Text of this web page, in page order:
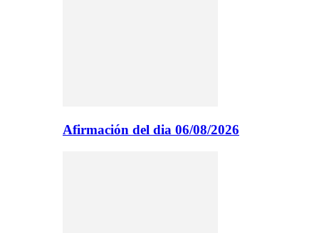
Afirmación del dia 06/08/2026